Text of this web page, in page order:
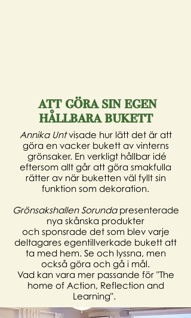
att göra sin egen
hållbara bukett
Annika Untvisade hur lätt det är att
göra en vacker bukett av vinterns
grönsaker. En verkligt hållbar idé
eftersom allt går att göra smakfulla
rätter av när buketten väl fyllt sin
funktion som dekoration.
Grönsakshallen Sorundapresenterade
nya skånska produkter
och sponsrade det som blev varje
deltagares egentillverkade bukett att
ta med hem. Se och lyssna, men
också göra och gå i mål.
Vad kan vara mer passande för "The
home of Action, Reflectionand
Learning".